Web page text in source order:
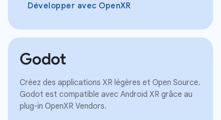
Développer avec OpenXR
Godot
Créez des applications XR légères et Open Source.
Godot est compatible avec Android XR grâce au
plug-in OpenXR Vendors.